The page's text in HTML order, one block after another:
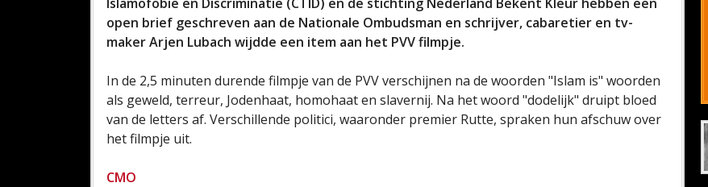
open brief geschreven aan de Nationale Ombudsman en schrijver, cabaretier en tv-
maker Arjen Lubach wijdde een item aan het PVV filmpje.
In de 2,5 minuten durende filmpje van de PVV verschijnen na de woorden "Islam is" woorden
als geweld, terreur, Jodenhaat, homohaat en slavernij. Na het woord "dodelijk" druipt bloed
van de letters af. Verschillende politici, waaronder premier Rutte, spraken hun afschuw over
het filmpje uit.
CMO